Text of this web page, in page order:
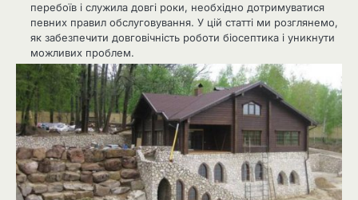
перебоїв і служила довгі роки, необхідно дотримуватися
певних правил обслуговування. У цій статті ми розглянемо,
як забезпечити довговічність роботи біосептика і уникнути
можливих проблем.